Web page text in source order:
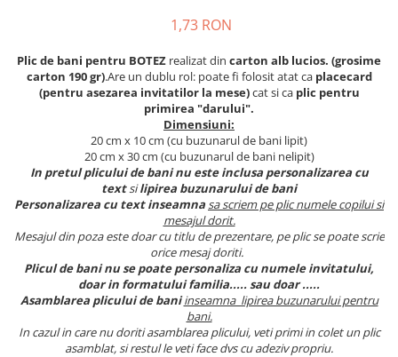
1,73 RON
Plic de bani pentru BOTEZ realizat din carton alb lucios. (grosime
carton 190 gr).Are un dublu rol: poate fi folosit atat ca placecard
(pentru asezarea invitatilor la mese)cat si ca plic pentru
primirea "darului".
Dimensiuni:
20 cm x 10 cm (cu buzunarul de bani lipit)
20 cm x 30 cm (cu buzunarul de bani nelipit)
In pretul plicului de bani nu este inclusa personalizarea cu
text silipirea buzunarului de bani
Personalizarea cu text inseamna sa scriem pe plic numele copilui si
mesajul dorit.
Mesajul din poza este doar cu titlu de prezentare, pe plic se poate scrie
orice mesaj doriti.
Plicul de bani nu se poate personaliza cu numele invitatului,
doar in formatului familia..... sau doar .....
Asamblarea plicului de baniinseamna lipirea buzunarului pentru
bani.
In cazul in care nu doriti asamblarea plicului, veti primi in colet un plic
asamblat, si restul le veti face dvs cu adeziv propriu.